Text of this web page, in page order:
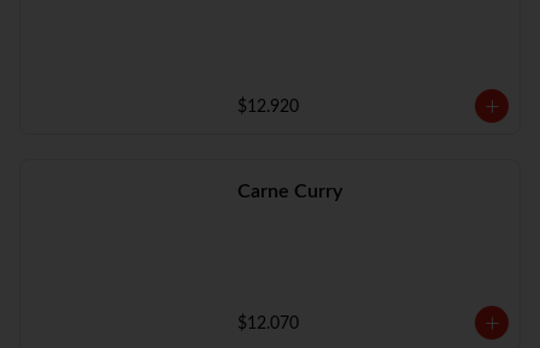
$12.920
Carne Curry
$12.070